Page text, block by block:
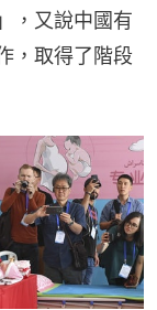
，又說中國有
，取得了階段